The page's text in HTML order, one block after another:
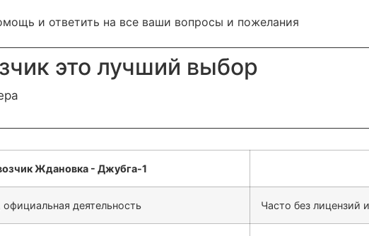
и ответить на все ваши вопросы и пожелания
это лучший выбор
деятельность Часто без лицензий